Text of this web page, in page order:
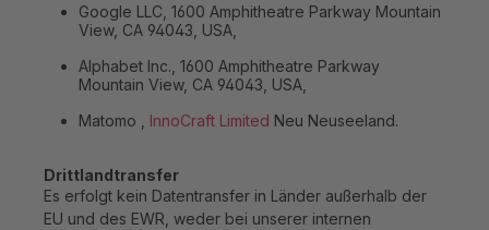
Google LLC, 1600 Amphitheatre Parkway Mountain
View, CA 94043, USA,
Alphabet Inc., 1600 Amphitheatre Parkway
Mountain View, CA 94043, USA,
Matomo , InnoCraft Limited Neu Neuseeland.
Drittlandtransfer
Es erfolgt kein Datentransfer in Länder außerhalb der
EU und des EWR, weder bei unserer internen